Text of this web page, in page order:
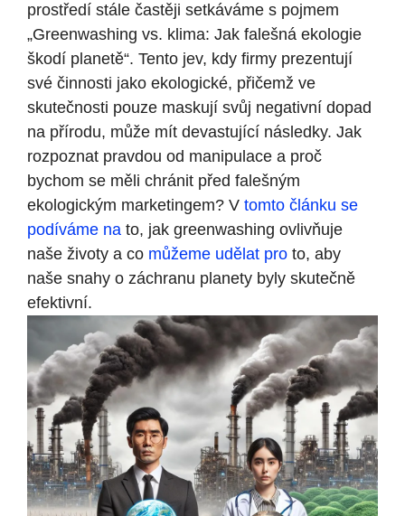
prostředí stále častěji setkáváme s pojmem
„Greenwashing vs. klima: Jak falešná ekologie
škodí planetě“. Tento jev, kdy firmy prezentují
své činnosti jako ekologické, přičemž ve
skutečnosti pouze maskují svůj negativní dopad
na přírodu, může mít devastující následky. Jak
rozpoznat pravdou od manipulace a proč
bychom se měli chránit před falešným
ekologickým marketingem? V tomto článku se
podíváme na to, jak greenwashing ovlivňuje
naše životy a co můžeme udělat pro to, aby
naše snahy o záchranu planety byly skutečně
efektivní.